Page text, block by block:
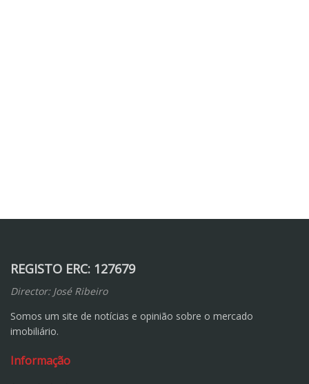
REGISTO ERC: 127679
Director: José Ribeiro
Somos um site de notícias e opinião sobre o mercado
imobiliário.
Informação